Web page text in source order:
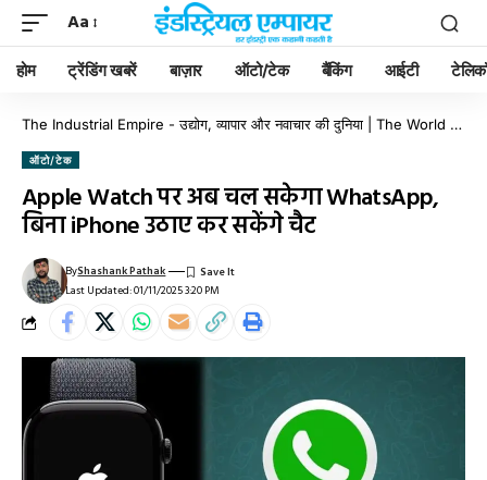
Aa
होम ट्रेंडिंग खबरें बाज़ार ऑटो/टेक बैंकिंग आईटी
The Industrial Empire - उद्योग, व्यापार और नवाचार की दुनिया | The World of Industry, Business & Innovation
ऑटो/टेक
Apple Watch पर अब चल सकेगा WhatsApp,
बिना iPhone उठाए कर सकेंगे चैट
Last Updated: 01/11/2025 3:20 PM
ByShashank Pathak